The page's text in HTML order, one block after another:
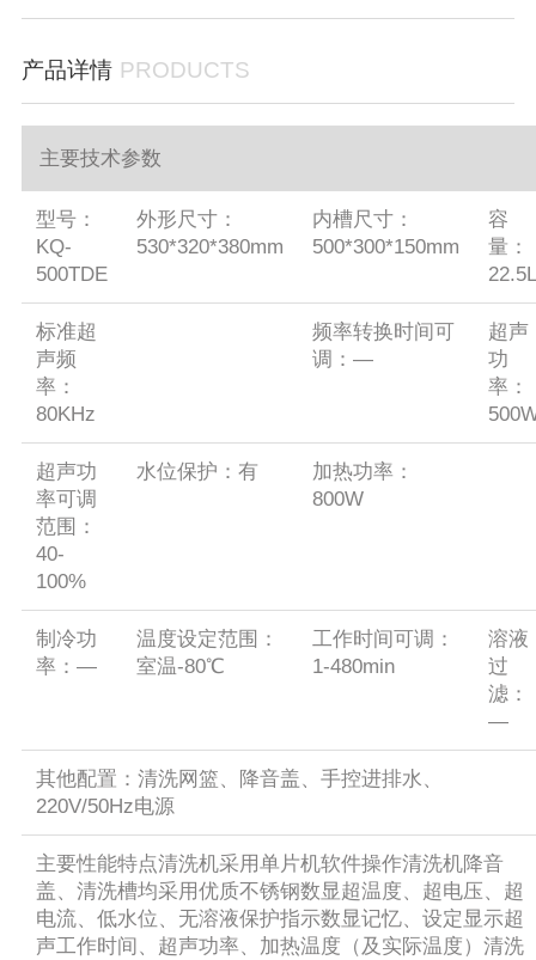
产品详情 PRODUCTS
主要技术参数
型号：
KQ-
500TDE
外形尺寸：
530*320*380mm
内槽尺寸：
500*300*150mm
容
量：
22.5L
标准超
声频
率：
80KHz
频率转换时间可
调：—
超声
功
率：
超声功
率可调
范围：
40-
100%
水位保护：有
加热功率：
800W
制冷功
率：—
温度设定范围：
室温-80℃
工作时间可调：
1-480min
溶液
过
滤：
—
其他配置：清洗网篮、降音盖、手控进排水、
220V/50Hz电源
主要性能特点清洗机采用单片机软件操作清洗机降音
盖、清洗槽均采用优质不锈钢数显超温度、超电压、超
电流、低水位、无溶液保护指示数显记忆、设定显示超
声工作时间、超声功率、加热温度（及实际温度）清洗